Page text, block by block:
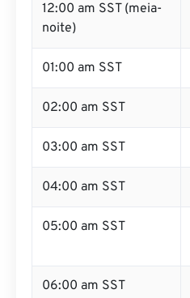
12:00 am SST (meia-
noite)
01:00 am SST
02:00 am SST
03:00 am SST
04:00 am SST
05:00 am SST
06:00 am SST